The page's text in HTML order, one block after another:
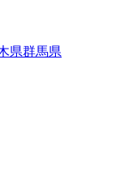
県群馬県